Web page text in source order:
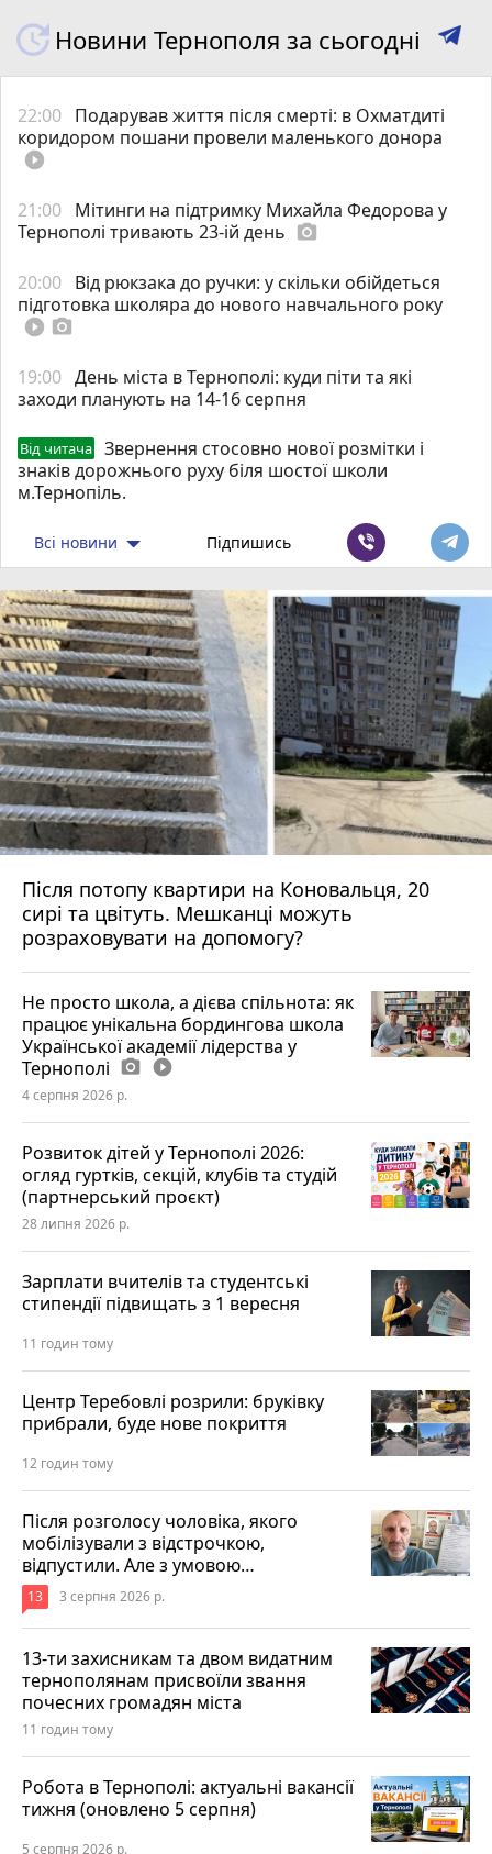
Новини Тернополя за сьогодні
22:00 Подарував життя після смерті: в Охматдиті
коридором пошани провели маленького донора
play_circle_filled
21:00 Мітинги на підтримку Михайла Федорова у
Тернополі тривають 23-ій день photo_camera
20:00 Від рюкзака до ручки: у скільки обійдеться
підготовка школяра до нового навчального року
play_circle_filled photo_camera
19:00 День міста в Тернополі: куди піти та які
заходи планують на 14-16 серпня
Від читача
Звернення стосовно нової розмітки і
знаків дорожнього руху біля шостої школи
м.Тернопіль.
Всі новини Підпишись
Після потопу квартири на Коновальця, 20
сирі та цвітуть. Мешканці можуть
розраховувати на допомогу?
Не просто школа, а дієва спільнота: як
працює унікальна бордингова школа
Української академії лідерства у
Тернополі photo_camera play_circle_filled
4 серпня 2026 р.
Розвиток дітей у Тернополі 2026:
огляд гуртків, секцій, клубів та студій
(партнерський проєкт)
28 липня 2026 р.
Зарплати вчителів та студентські
стипендії підвищать з 1 вересня
11 годин тому
Центр Теребовлі розрили: бруківку
прибрали, буде нове покриття
12 годин тому
Після розголосу чоловіка, якого
мобілізували з відстрочкою,
відпустили. Але з умовою…
13 3 серпня 2026 р.
13-ти захисникам та двом видатним
тернополянам присвоїли звання
почесних громадян міста
11 годин тому
Робота в Тернополі: актуальні вакансії
тижня (оновлено 5 серпня)
5 серпня 2026 р.